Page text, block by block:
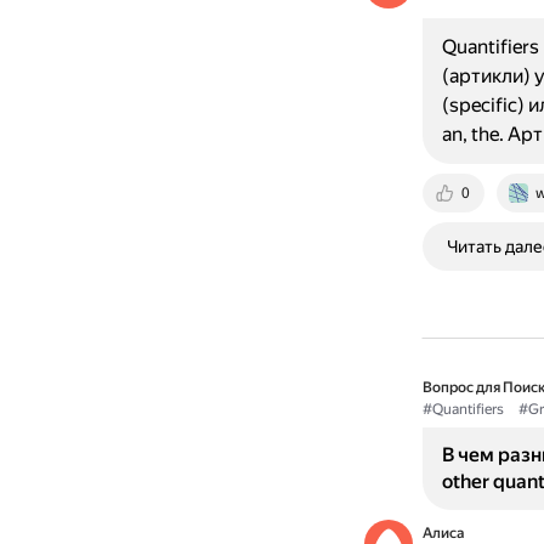
0
Quantifiers
(артикли)
(specific)
an, the.
Читать
Вопрос для
#Quantifiers
В чем
other
Алиса